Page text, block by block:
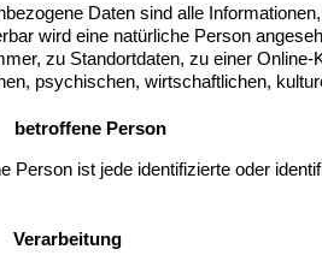
Daten sind alle
wird eine natürliche Person
zu Standortdaten, zu einer
psychischen, wirtschaftlichen,
Person
Person ist jede identifizierte oder